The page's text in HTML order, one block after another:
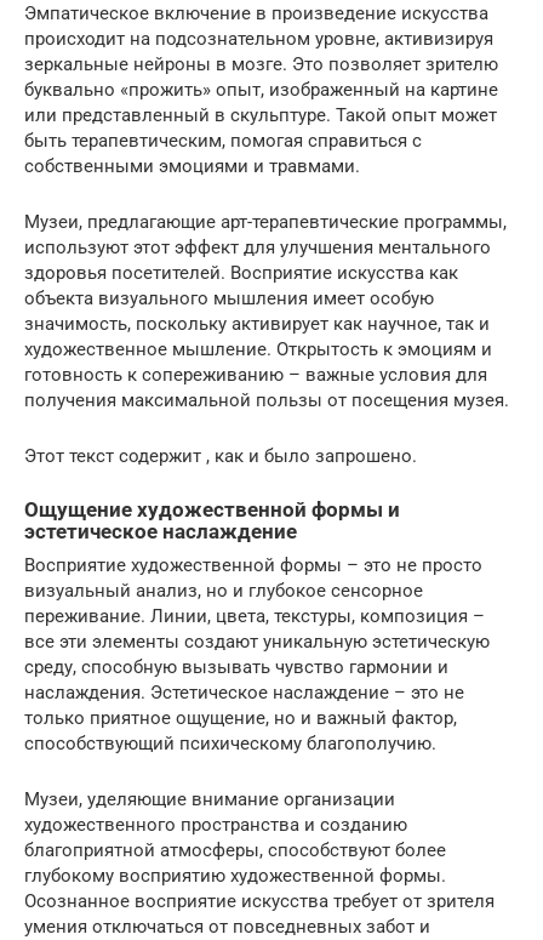
Эмпатическое включение в произведение искусства
происходит на подсознательном уровне, активизируя
зеркальные нейроны в мозге. Это позволяет зрителю
буквально «прожить» опыт, изображенный на картине
или представленный в скульптуре. Такой опыт может
быть терапевтическим, помогая справиться с
собственными эмоциями и травмами.
Музеи, предлагающие арт-терапевтические программы,
используют этот эффект для улучшения ментального
здоровья посетителей. Восприятие искусства как
объекта визуального мышления имеет особую
значимость, поскольку активирует как научное, так и
художественное мышление. Открытость к эмоциям и
готовность к сопереживанию – важные условия для
получения максимальной пользы от посещения музея.
Этот текст содержит , как и было запрошено.
Ощущение художественной формы и
эстетическое наслаждение
Восприятие художественной формы – это не просто
визуальный анализ, но и глубокое сенсорное
переживание. Линии, цвета, текстуры, композиция –
все эти элементы создают уникальную эстетическую
среду, способную вызывать чувство гармонии и
наслаждения. Эстетическое наслаждение – это не
только приятное ощущение, но и важный фактор,
способствующий психическому благополучию.
Музеи, уделяющие внимание организации
художественного пространства и созданию
благоприятной атмосферы, способствуют более
глубокому восприятию художественной формы.
Осознанное восприятие искусства требует от зрителя
умения отключаться от повседневных забот и